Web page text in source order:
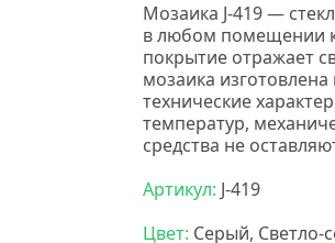
Мозаика J-419 —
в любом помещении
покрытие отражает
мозаика
технические
температур,
средства не
Артикул: J-419
Цвет: Серый, Светло-